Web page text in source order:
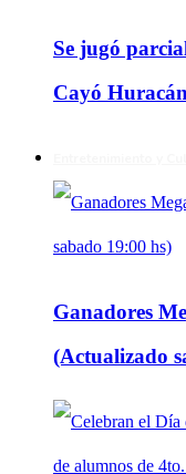
Se jugó
Cayó
Ganadores
(Actualizado